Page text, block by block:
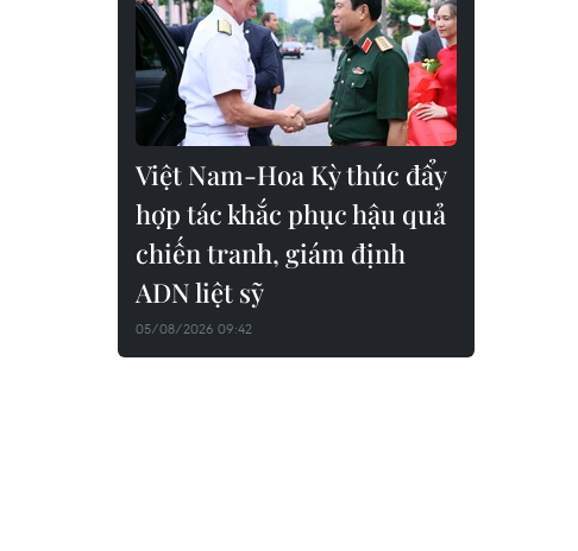
Việt Nam-Hoa Kỳ thúc đẩy
hợp tác khắc phục hậu quả
chiến tranh, giám định
ADN liệt sỹ
05/08/2026 09:42